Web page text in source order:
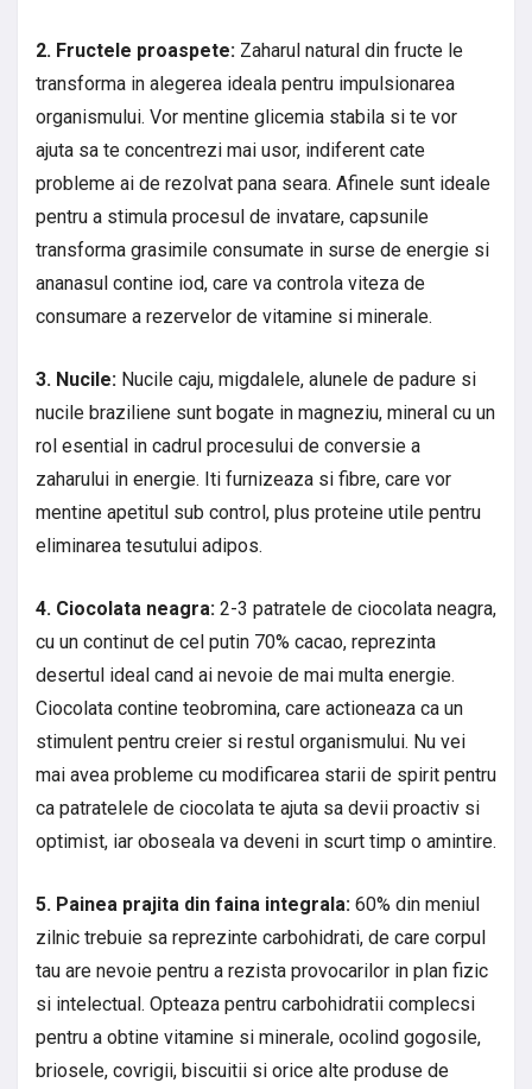
2. Fructele proaspete: Zaharul natural din fructe le
transforma in alegerea ideala pentru impulsionarea
organismului. Vor mentine glicemia stabila si te vor
ajuta sa te concentrezi mai usor, indiferent cate
probleme ai de rezolvat pana seara. Afinele sunt ideale
pentru a stimula procesul de invatare, capsunile
transforma grasimile consumate in surse de energie si
ananasul contine iod, care va controla viteza de
consumare a rezervelor de vitamine si minerale.
3. Nucile: Nucile caju, migdalele, alunele de padure si
nucile braziliene sunt bogate in magneziu, mineral cu un
rol esential in cadrul procesului de conversie a
zaharului in energie. Iti furnizeaza si fibre, care vor
mentine apetitul sub control, plus proteine utile pentru
eliminarea tesutului adipos.
4. Ciocolata neagra: 2-3 patratele de ciocolata neagra,
cu un continut de cel putin 70% cacao, reprezinta
desertul ideal cand ai nevoie de mai multa energie.
Ciocolata contine teobromina, care actioneaza ca un
stimulent pentru creier si restul organismului. Nu vei
mai avea probleme cu modificarea starii de spirit pentru
ca patratelele de ciocolata te ajuta sa devii proactiv si
optimist, iar oboseala va deveni in scurt timp o amintire.
5. Painea prajita din faina integrala: 60% din meniul
zilnic trebuie sa reprezinte carbohidrati, de care corpul
tau are nevoie pentru a rezista provocarilor in plan fizic
si intelectual. Opteaza pentru carbohidratii complecsi
pentru a obtine vitamine si minerale, ocolind gogosile,
briosele, covrigii, biscuitii si orice alte produse de